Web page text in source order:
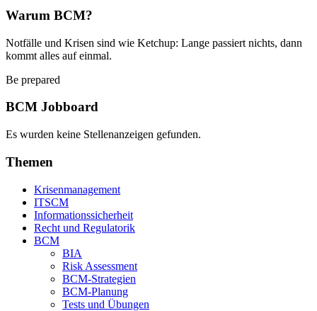
Warum BCM?
Notfälle und Krisen sind wie Ketchup: Lange passiert nichts, dann
kommt alles auf einmal.
Be prepared
BCM Jobboard
Es wurden keine Stellenanzeigen gefunden.
Themen
Krisenmanagement
ITSCM
Informationssicherheit
Recht und Regulatorik
BCM
BIA
Risk Assessment
BCM-Strategien
BCM-Planung
Tests und Übungen